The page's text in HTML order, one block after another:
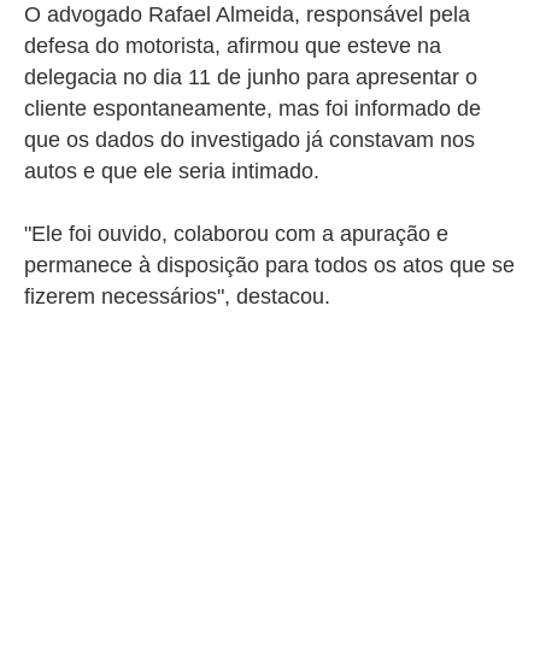
O advogado Rafael Almeida, responsável pela
defesa do motorista, afirmou que esteve na
delegacia no dia 11 de junho para apresentar o
cliente espontaneamente, mas foi informado de
que os dados do investigado já constavam nos
autos e que ele seria intimado.
"Ele foi ouvido, colaborou com a apuração e
permanece à disposição para todos os atos que se
fizerem necessários", destacou.